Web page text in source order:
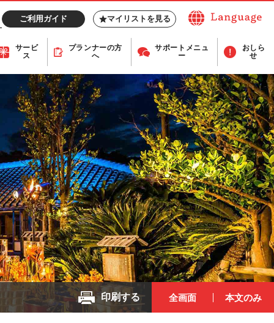
ご利用ガイド マイリストを見る
サービ
ス
プランナーの方
へ
サポート メニュ
ー
おしら
せ
印刷する 全画面 本文のみ